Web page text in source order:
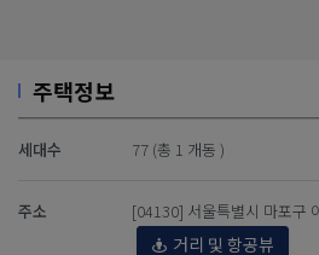
주택정보
세대수 77 (총 1 개동 )
주소 [04130] 서울특별시 마포구
거리 및 항공뷰